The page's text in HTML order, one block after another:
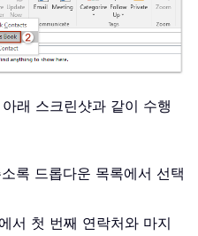
래 스크린샷과 같이 수행
록 드롭다운 목록에서 선택
서 첫 번째 연락처와 마지